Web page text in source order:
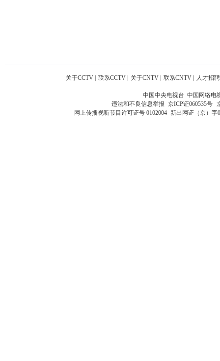
关于CCTV 联系CCTV 关于CNTV 联系CNTV 人才招聘
中国中央电视台 中国网络电
违法和不良信息举报 京ICP证060535号
网上传播视听节目许可证号 0102004 新出网证（京）